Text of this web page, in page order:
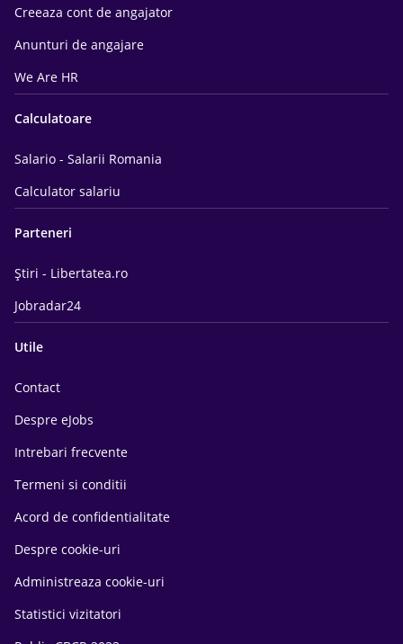
Creeaza cont de angajator
Anunturi de angajare
We Are HR
Calculatoare
Salario - Salarii Romania
Calculator salariu
Parteneri
Știri - Libertatea.ro
Jobradar24
Utile
Contact
Despre eJobs
Intrebari frecvente
Termeni si conditii
Acord de confidentialitate
Despre cookie-uri
Administreaza cookie-uri
Statistici vizitatori